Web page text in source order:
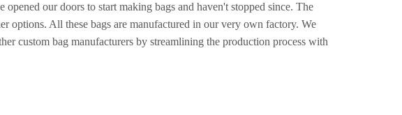
our doors to start making bags and haven't stopped since. The
options. All these bags are manufactured in our very own factory. We
custom bag manufacturers by streamlining the production process with